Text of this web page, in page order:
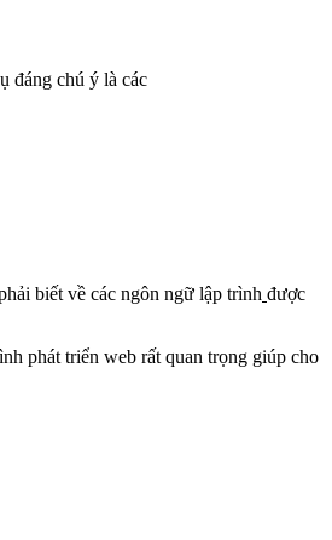
đáng chú ý là các
biết về các ngôn ngữ lập trình được
phát triển web rất quan trọng giúp cho